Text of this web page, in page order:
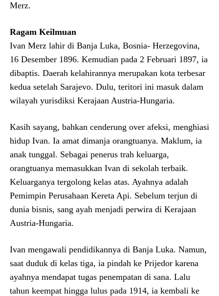
Merz.
Ragam Keilmuan
Ivan Merz lahir di Banja Luka, Bosnia- Herzegovina,
16 Desember 1896. Kemudian pada 2 Februari 1897, ia
dibaptis. Daerah kelahirannya merupakan kota terbesar
kedua setelah Sarajevo. Dulu, teritori ini masuk dalam
wilayah yurisdiksi Kerajaan Austria-Hungaria.
Kasih sayang, bahkan cenderung over afeksi, menghiasi
hidup Ivan. Ia amat dimanja orangtuanya. Maklum, ia
anak tunggal. Sebagai penerus trah keluarga,
orangtuanya memasukkan Ivan di sekolah terbaik.
Keluarganya tergolong kelas atas. Ayahnya adalah
Pemimpin Perusahaan Kereta Api. Sebelum terjun di
dunia bisnis, sang ayah menjadi perwira di Kerajaan
Austria-Hungaria.
Ivan mengawali pendidikannya di Banja Luka. Namun,
saat duduk di kelas tiga, ia pindah ke Prijedor karena
ayahnya mendapat tugas penempatan di sana. Lalu
tahun keempat hingga lulus pada 1914, ia kembali ke